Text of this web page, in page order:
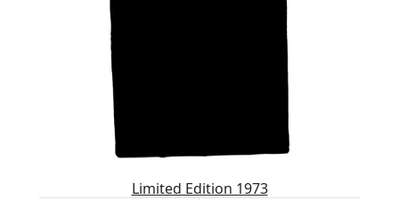
Limited Edition 1973